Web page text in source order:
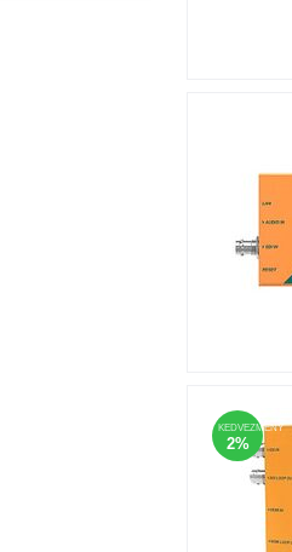
KEDVEZMÉNY
2%